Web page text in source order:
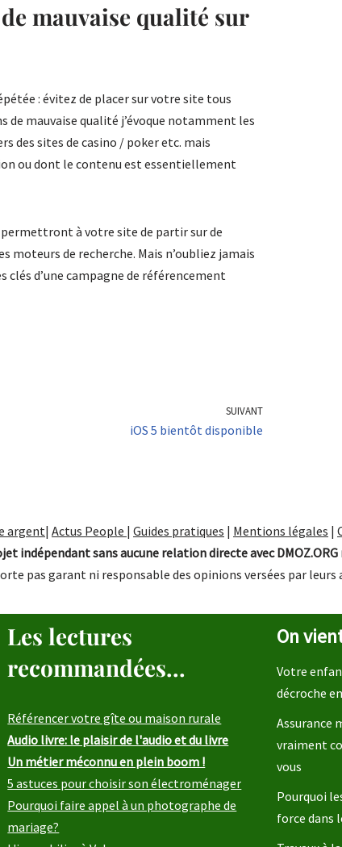
mauvaise qualité sur
: évitez de placer sur votre site tous
de mauvaise qualité j’évoque notamment les
des sites de casino / poker etc. mais
ou dont le contenu est essentiellement
permettront à votre site de partir sur de
moteurs de recherche. Mais n’oubliez jamais
d’une campagne de référencement
SUIVANT
iOS 5 bientôt disponible
argent| Actus People | Guides pratiques | Mentions légales |
indépendant sans aucune relation directe avec DMOZ.ORG
pas garant ni responsable des opinions versées par
Les lectures
recommandées...
Référencer votre gîte ou maison rurale
Audio livre: le plaisir de l'audio et du livre
Un métier méconnu en plein boom !
5 astuces pour choisir son électroménager
Pourquoi faire appel à un photographe de
mariage?
On
Votre
décroche
Assurance
vraiment
vous
Pourquoi
force dans